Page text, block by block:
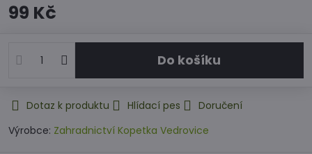
99 Kč
Do košíku
Dotaz k produktu Hlídací pes
Doručení
Výrobce: Zahradnictví Kopetka Vedrovice